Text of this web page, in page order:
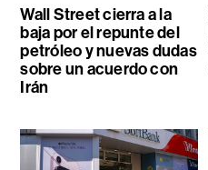
Wall Street cierra a la
baja por el repunte del
petróleo y nuevas dudas
sobre un acuerdo con
Irán